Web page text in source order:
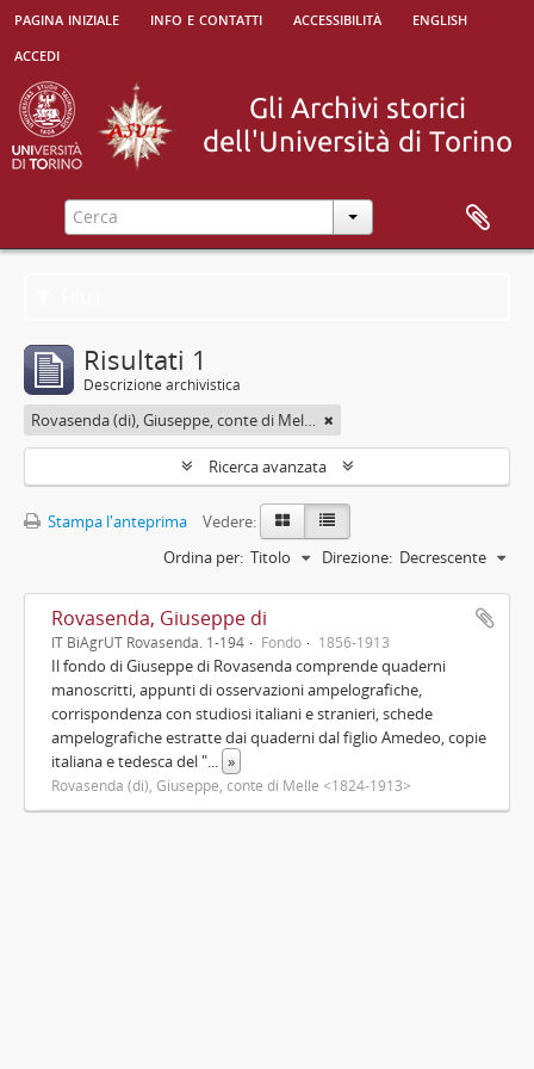
pagina iniziale info e contatti accessibilità
english
accedi
Risultati 1
Descrizione archivistica
Rovasenda (di), Giuseppe, conte di Melle <1824-1913>
Ricerca avanzata
Stampa l'anteprima
Vedere:
Ordina per: Titolo Direzione: Decrescente
Rovasenda, Giuseppe di
IT BiAgrUT Rovasenda. 1-194 Fondo 1856-1913
Il fondo di Giuseppe di Rovasenda comprende quaderni
manoscritti, appunti di osservazioni ampelografiche,
corrispondenza con studiosi italiani e stranieri, schede
ampelografiche estratte dai quaderni dal figlio Amedeo, copie
italiana e tedesca del "... »
Rovasenda (di), Giuseppe, conte di Melle <1824-1913>